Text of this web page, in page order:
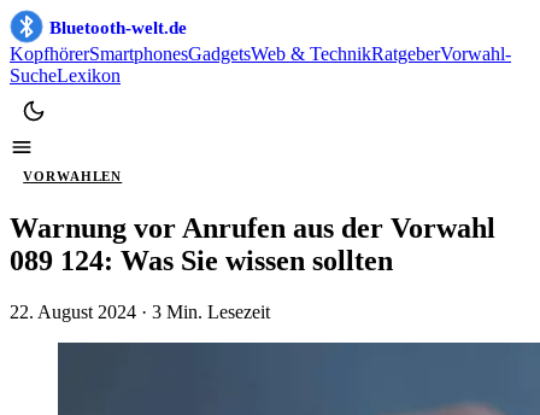
Bluetooth-welt.de
KopfhörerSmartphonesGadgetsWeb & TechnikRatgeberVorwahl-
SucheLexikon
VORWAHLEN
Warnung vor Anrufen aus der Vorwahl
089 124: Was Sie wissen sollten
22. August 2024 · 3 Min. Lesezeit